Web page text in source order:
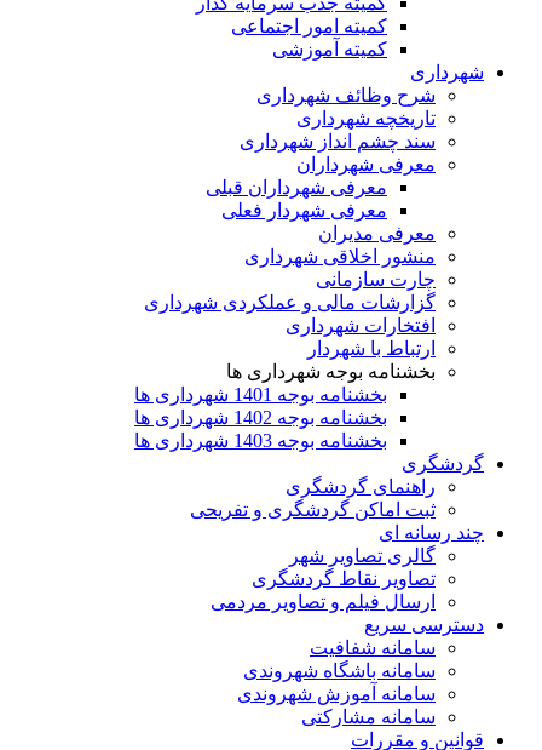
کمیته امور اجتماعی
کمیته آموزشی
شهرداری
شرح وظائف شهرداری
تاریخچه شهرداری
سند چشم انداز شهرداری
معرفی شهرداران
معرفی شهرداران قبلی
معرفی شهردار فعلی
معرفی مدیران
منشور اخلاقی شهرداری
چارت سازمانی
گزارشات مالی و عملکردی شهرداری
افتخارات شهرداری
ارتباط با شهردار
بخشنامه بوجه شهرداری ها
بخشنامه بوجه 1401 شهرداری ها
بخشنامه بوجه 1402 شهرداری ها
بخشنامه بوجه 1403 شهرداری ها
گردشگری
راهنمای گردشگری
ثبت اماکن گردشگری و تفریحی
چند رسانه ای
گالری تصاویر شهر
تصاویر نقاط گردشگری
ارسال فیلم و تصاویر مردمی
دسترسی سریع
سامانه شفافیت
سامانه باشگاه شهروندی
سامانه آموزش شهروندی
سامانه مشارکتی
قوانین و مقررات